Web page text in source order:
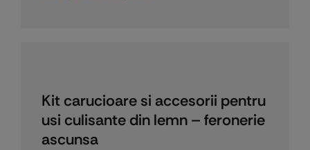
Kit carucioare si accesorii pentru
usi culisante din lemn – feronerie
ascunsa